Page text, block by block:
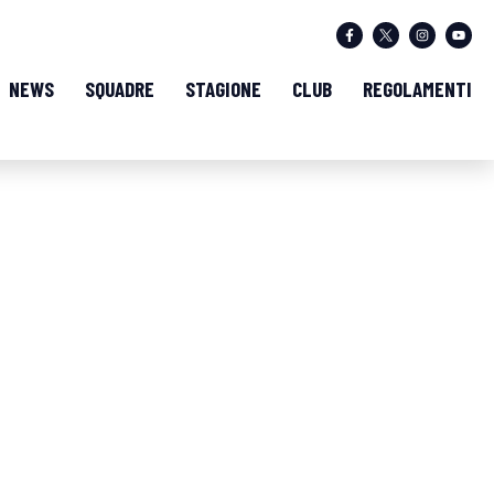
NEWS SQUADRE STAGIONE CLUB REGOLAMENTI